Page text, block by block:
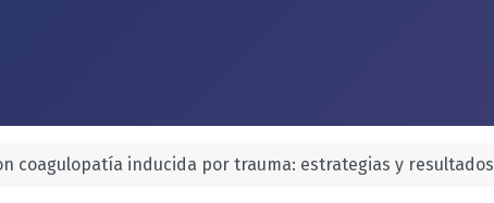
coagulopatía inducida por trauma: estrategias y resultados